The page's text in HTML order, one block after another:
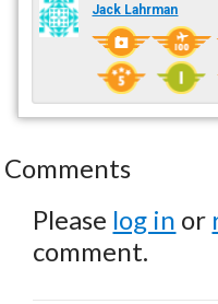
Jack Lahrman
Comments
Please log in or
comment.